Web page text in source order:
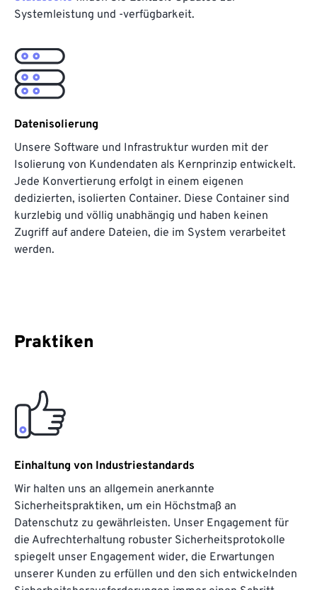
Systemleistung und -verfügbarkeit.
Datenisolierung
Unsere Software und Infrastruktur wurden mit der
Isolierung von Kundendaten als Kernprinzip entwickelt.
Jede Konvertierung erfolgt in einem eigenen
dedizierten, isolierten Container. Diese Container sind
kurzlebig und völlig unabhängig und haben keinen
Zugriff auf andere Dateien, die im System verarbeitet
werden.
Praktiken
Einhaltung von Industriestandards
Wir halten uns an allgemein anerkannte
Sicherheitspraktiken, um ein Höchstmaß an
Datenschutz zu gewährleisten. Unser Engagement für
die Aufrechterhaltung robuster Sicherheitsprotokolle
spiegelt unser Engagement wider, die Erwartungen
unserer Kunden zu erfüllen und den sich entwickelnden